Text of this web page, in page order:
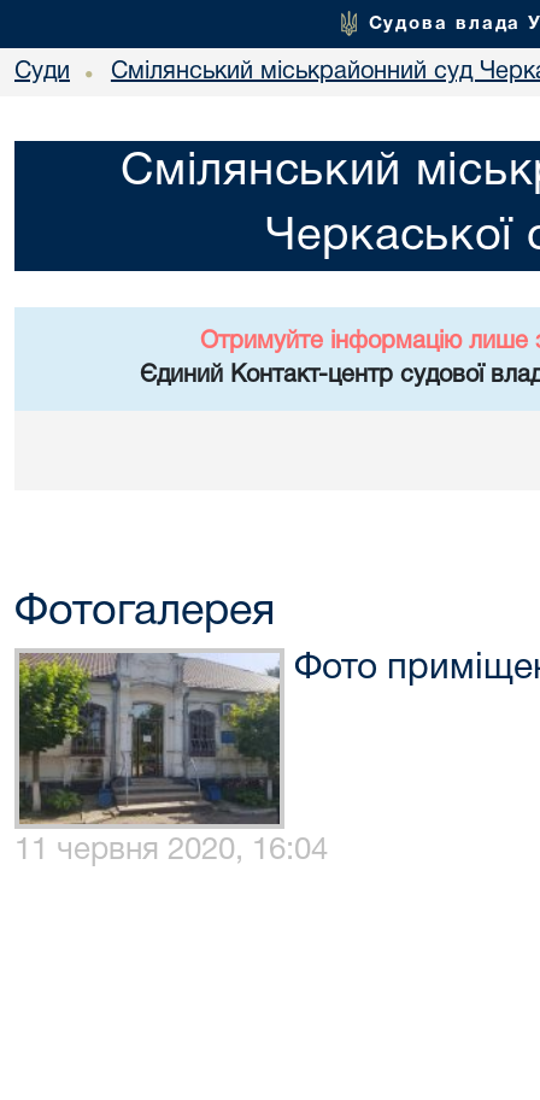
Судова влада
Суди • Смілянський міськрайонний суд
Смілянський
Черкаської
Отримуйте інформацію лише
Єдиний Контакт-центр судової
Фотогалерея
Фото
11 червня 2020, 16:04